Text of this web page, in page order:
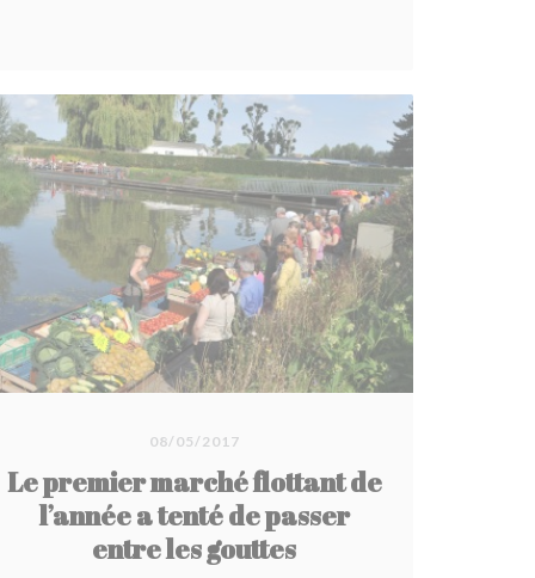
08/05/2017
Le premier marché flottant de
l’année a tenté de passer
entre les gouttes